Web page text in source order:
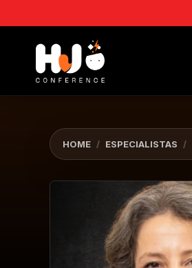
HOME / ESPECIALISTAS /